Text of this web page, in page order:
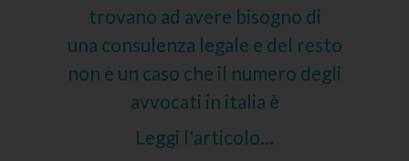
trovano ad avere bisogno di
una consulenza legale e del resto
non è un caso che il numero degli
avvocati in italia è
Leggi l'articolo...